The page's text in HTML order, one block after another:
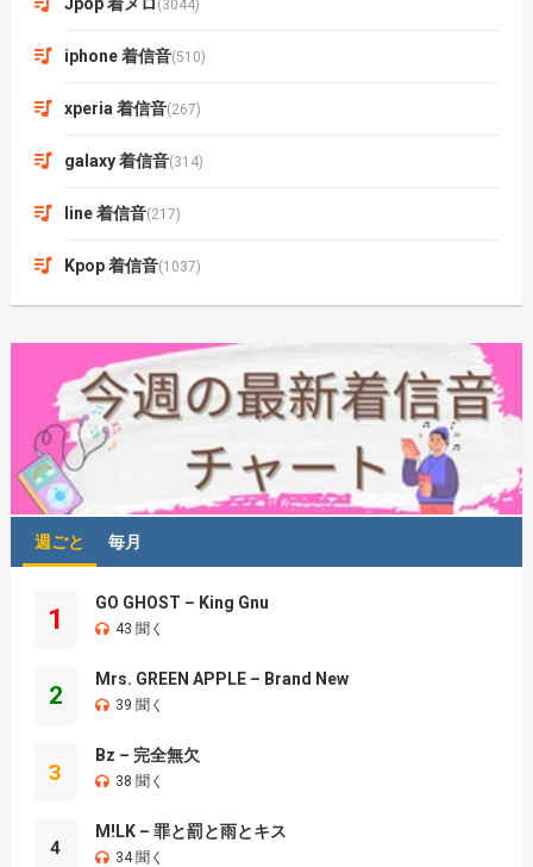
Jpop 着メロ (3044)
iphone 着信音(510)
xperia 着信音(267)
galaxy 着信音(314)
line 着信音(217)
Kpop 着信音(1037)
週ごと 毎月
1
GO GHOST – King Gnu
43 聞く
2
Mrs. GREEN APPLE – Brand New
39 聞く
3
Bz – 完全無欠
38 聞く
4
M!LK – 罪と罰と雨とキス
34 聞く